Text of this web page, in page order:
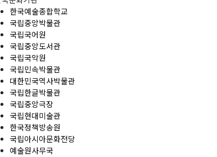
한국예술종합학교
국립중앙박물관
국립국어원
국립중앙도서관
국립국악원
국립민속박물관
대한민국역사박물관
국립한글박물관
국립중앙극장
국립현대미술관
한국정책방송원
국립아시아문화전당
예술원사무국